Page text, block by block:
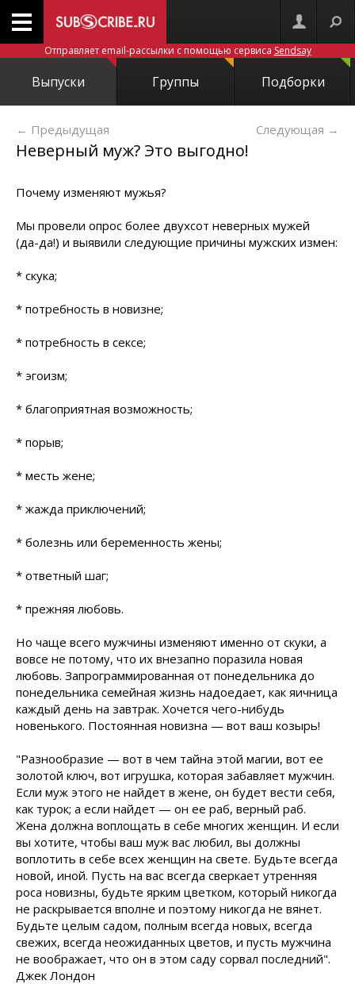
Отправляет email-рассылки с помощью сервиса Sendsay
Выпуски Группы Подборки
← Предыдущая Следующая →
Неверный муж? Это выгодно!
Почему изменяют мужья?
Мы провели опрос более двухсот неверных мужей
(да-­да!) и выявили следующие причины мужских измен:
* скука;
* потребность в новизне;
* потребность в сексе;
* эгоизм;
* благоприятная возможность;
* порыв;
* месть жене;
* жажда приключений;
* болезнь или беременность жены;
* ответный шаг;
* прежняя любовь.
Но чаще всего мужчины изменяют именно от скуки, а
вовсе не потому, что их внезапно поразила новая
любовь. Запрограммированная от понедельника до
понедельника семейная жизнь надоедает, как яичница
каждый день на завтрак. Хочется чего-нибудь
новенького. Постоянная новизна — вот ваш козырь!
"Разнообразие — вот в чем тайна этой магии, вот ее
золотой ключ, вот игрушка, которая забавляет мужчин.
Если муж этого не найдет в жене, он будет вести себя,
как турок; а если найдет — он ее раб, верный раб.
Жена должна воплощать в себе многих женщин. И если
вы хотите, чтобы ваш муж вас любил, вы должны
воплотить в себе всех женщин на свете. Будьте всегда
новой, иной. Пусть на вас всегда сверкает утренняя
роса новизны, будьте ярким цветком, который никогда
не раскрывается вполне и поэтому никогда не вянет.
Будьте целым садом, полным всегда новых, всегда
свежих, всегда неожиданных цветов, и пусть мужчина
не воображает, что он в этом саду сорвал последний".
Джек Лондон